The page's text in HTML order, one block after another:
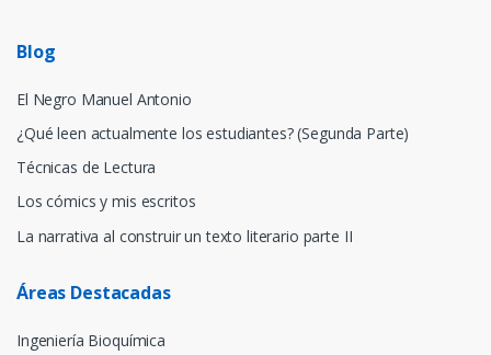
Blog
El Negro Manuel Antonio
¿Qué leen actualmente los estudiantes? (Segunda Parte)
Técnicas de Lectura
Los cómics y mis escritos
La narrativa al construir un texto literario parte II
Áreas Destacadas
Ingeniería Bioquímica